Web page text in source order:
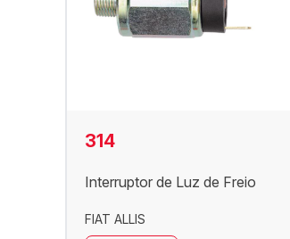
314
Interruptor de Luz de Freio
FIAT ALLIS